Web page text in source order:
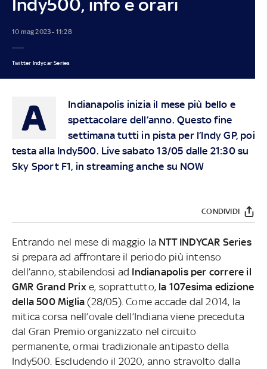
Indy500, info e orari
10 mag 2023 - 11:28
Twitter Indycar Series
A
Indianapolis inizia il mese più bello e
spettacolare dell’anno. Questo fine
settimana tutti in pista per l’Indy GP, poi
testa alla Indy500. Live sabato 13/05 dalle 21:30 su
Sky Sport F1, in streaming anche su NOW
CONDIVIDI
Entrando nel mese di maggio la NTT INDYCAR Series
si prepara ad affrontare il periodo più intenso
dell’anno, stabilendosi ad Indianapolis per correre il
GMR Grand Prixe, soprattutto, la 107esima edizione
della 500 Miglia (28/05). Come accade dal 2014, la
mitica corsa nell’ovale dell’Indiana viene preceduta
dal Gran Premio organizzato nel circuito
permanente, ormai tradizionale antipasto della
Indy500. Escludendo il 2020, anno stravolto dalla